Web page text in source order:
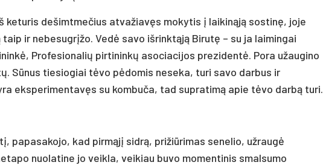
keturis dešimtmečius atvažiavęs mokytis į laikinąją sostinę, joje
ir nebesugrįžo. Vedė savo išrinktąją Birutę – su ja laimingai
Profesionalių pirtininkų asociacijos prezidentė. Pora užaugino
Sūnus tiesiogiai tėvo pėdomis neseka, turi savo darbus ir
eksperimentavęs su kombuča, tad supratimą apie tėvo darbą turi.
papasakojo, kad pirmąjį sidrą, prižiūrimas senelio, užraugė
nuolatine jo veikla, veikiau buvo momentinis smalsumo